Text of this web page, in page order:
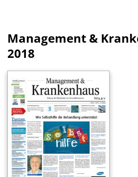
Management &
2018